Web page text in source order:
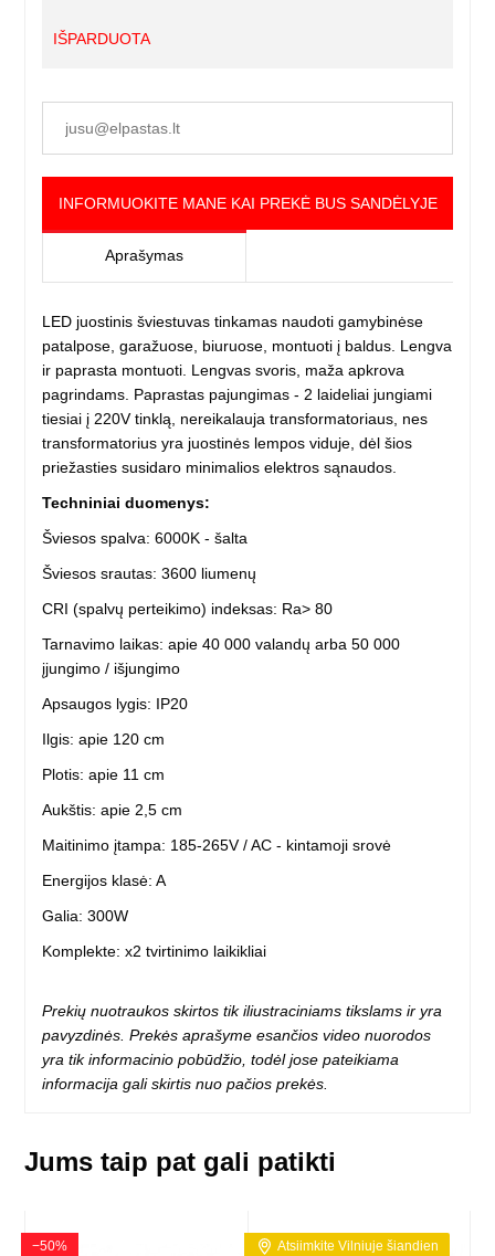
IŠPARDUOTA
INFORMUOKITE MANE KAI PREKĖ BUS SANDĖLYJE
Aprašymas
LED juostinis šviestuvas tinkamas naudoti gamybinėse
patalpose, garažuose, biuruose, montuoti į baldus. Lengva
ir paprasta montuoti. Lengvas svoris, maža apkrova
pagrindams. Paprastas pajungimas - 2 laideliai jungiami
tiesiai į 220V tinklą, nereikalauja transformatoriaus, nes
transformatorius yra juostinės lempos viduje, dėl šios
priežasties susidaro minimalios elektros sąnaudos.
Techniniai duomenys:
Šviesos spalva: 6000K - šalta
Šviesos srautas: 3600 liumenų
CRI (spalvų perteikimo) indeksas: Ra> 80
Tarnavimo laikas: apie 40 000 valandų arba 50 000
įjungimo / išjungimo
Apsaugos lygis: IP20
Ilgis: apie 120 cm
Plotis: apie 11 cm
Aukštis: apie 2,5 cm
Maitinimo įtampa: 185-265V / AC - kintamoji srovė
Energijos klasė: A
Galia: 300W
Komplekte: x2 tvirtinimo laikikliai
Prekių nuotraukos skirtos tik iliustraciniams tikslams ir yra
pavyzdinės. Prekės aprašyme esančios video nuorodos
yra tik informacinio pobūdžio, todėl jose pateikiama
informacija gali skirtis nuo pačios prekės.
Jums taip pat gali patikti
−50% Atsiimkite Vilniuje šiandien